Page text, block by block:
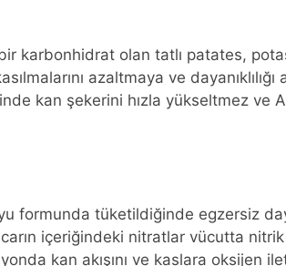
bir karbonhidrat olan tatlı patates,
azaltmaya ve dayanıklılığı
kan şekerini hızla yükseltmez ve
formunda tüketildiğinde egzersiz
içeriğindeki nitratlar vücutta
kan akışını ve kaslara oksijen